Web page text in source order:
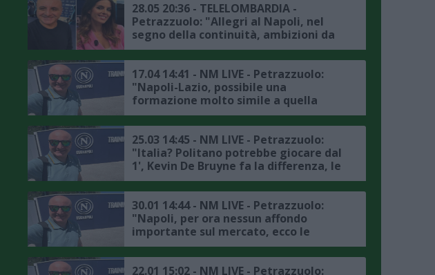
28.05 20:36 - TELELOMBARDIA -
Petrazzuolo: "Allegri al Napoli, nel
segno della continuità, ambizioni da
vertice ed idee chiare anche in chiave
mercato"
17.04 14:41 - NM LIVE - Petrazzuolo:
"Napoli-Lazio, possibile una
formazione molto simile a quella
vista a Parma, mercato? Non credo
che il club stravolga particolarmente
l’assetto costruito da Conte"
25.03 14:45 - NM LIVE - Petrazzuolo:
"Italia? Politano potrebbe giocare dal
1', Kevin De Bruyne fa la differenza, le
ultime sul rinnovo di Spinazzola e sul
prossimo mercato del Napoli"
30.01 14:44 - NM LIVE - Petrazzuolo:
"Napoli, per ora nessun affondo
importante sul mercato, ecco le
ultime sugli infortunati azzurri"
22.01 15:02 - NM LIVE - Petrazzuolo: